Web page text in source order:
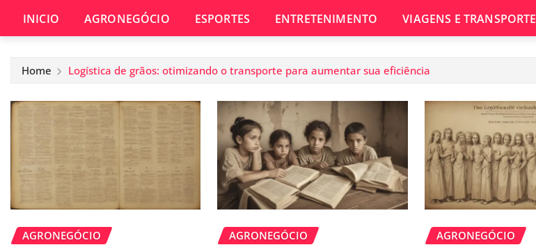
INICIO AGRONEGÓCIO ESPORTES ENTRETENIMENTO VIAGENS E TRANSPORTE
Home Logística de grãos: otimizando o transporte para aumentar sua eficiência
AGRONEGÓCIO AGRONEGÓCIO AGRONEGÓCIO